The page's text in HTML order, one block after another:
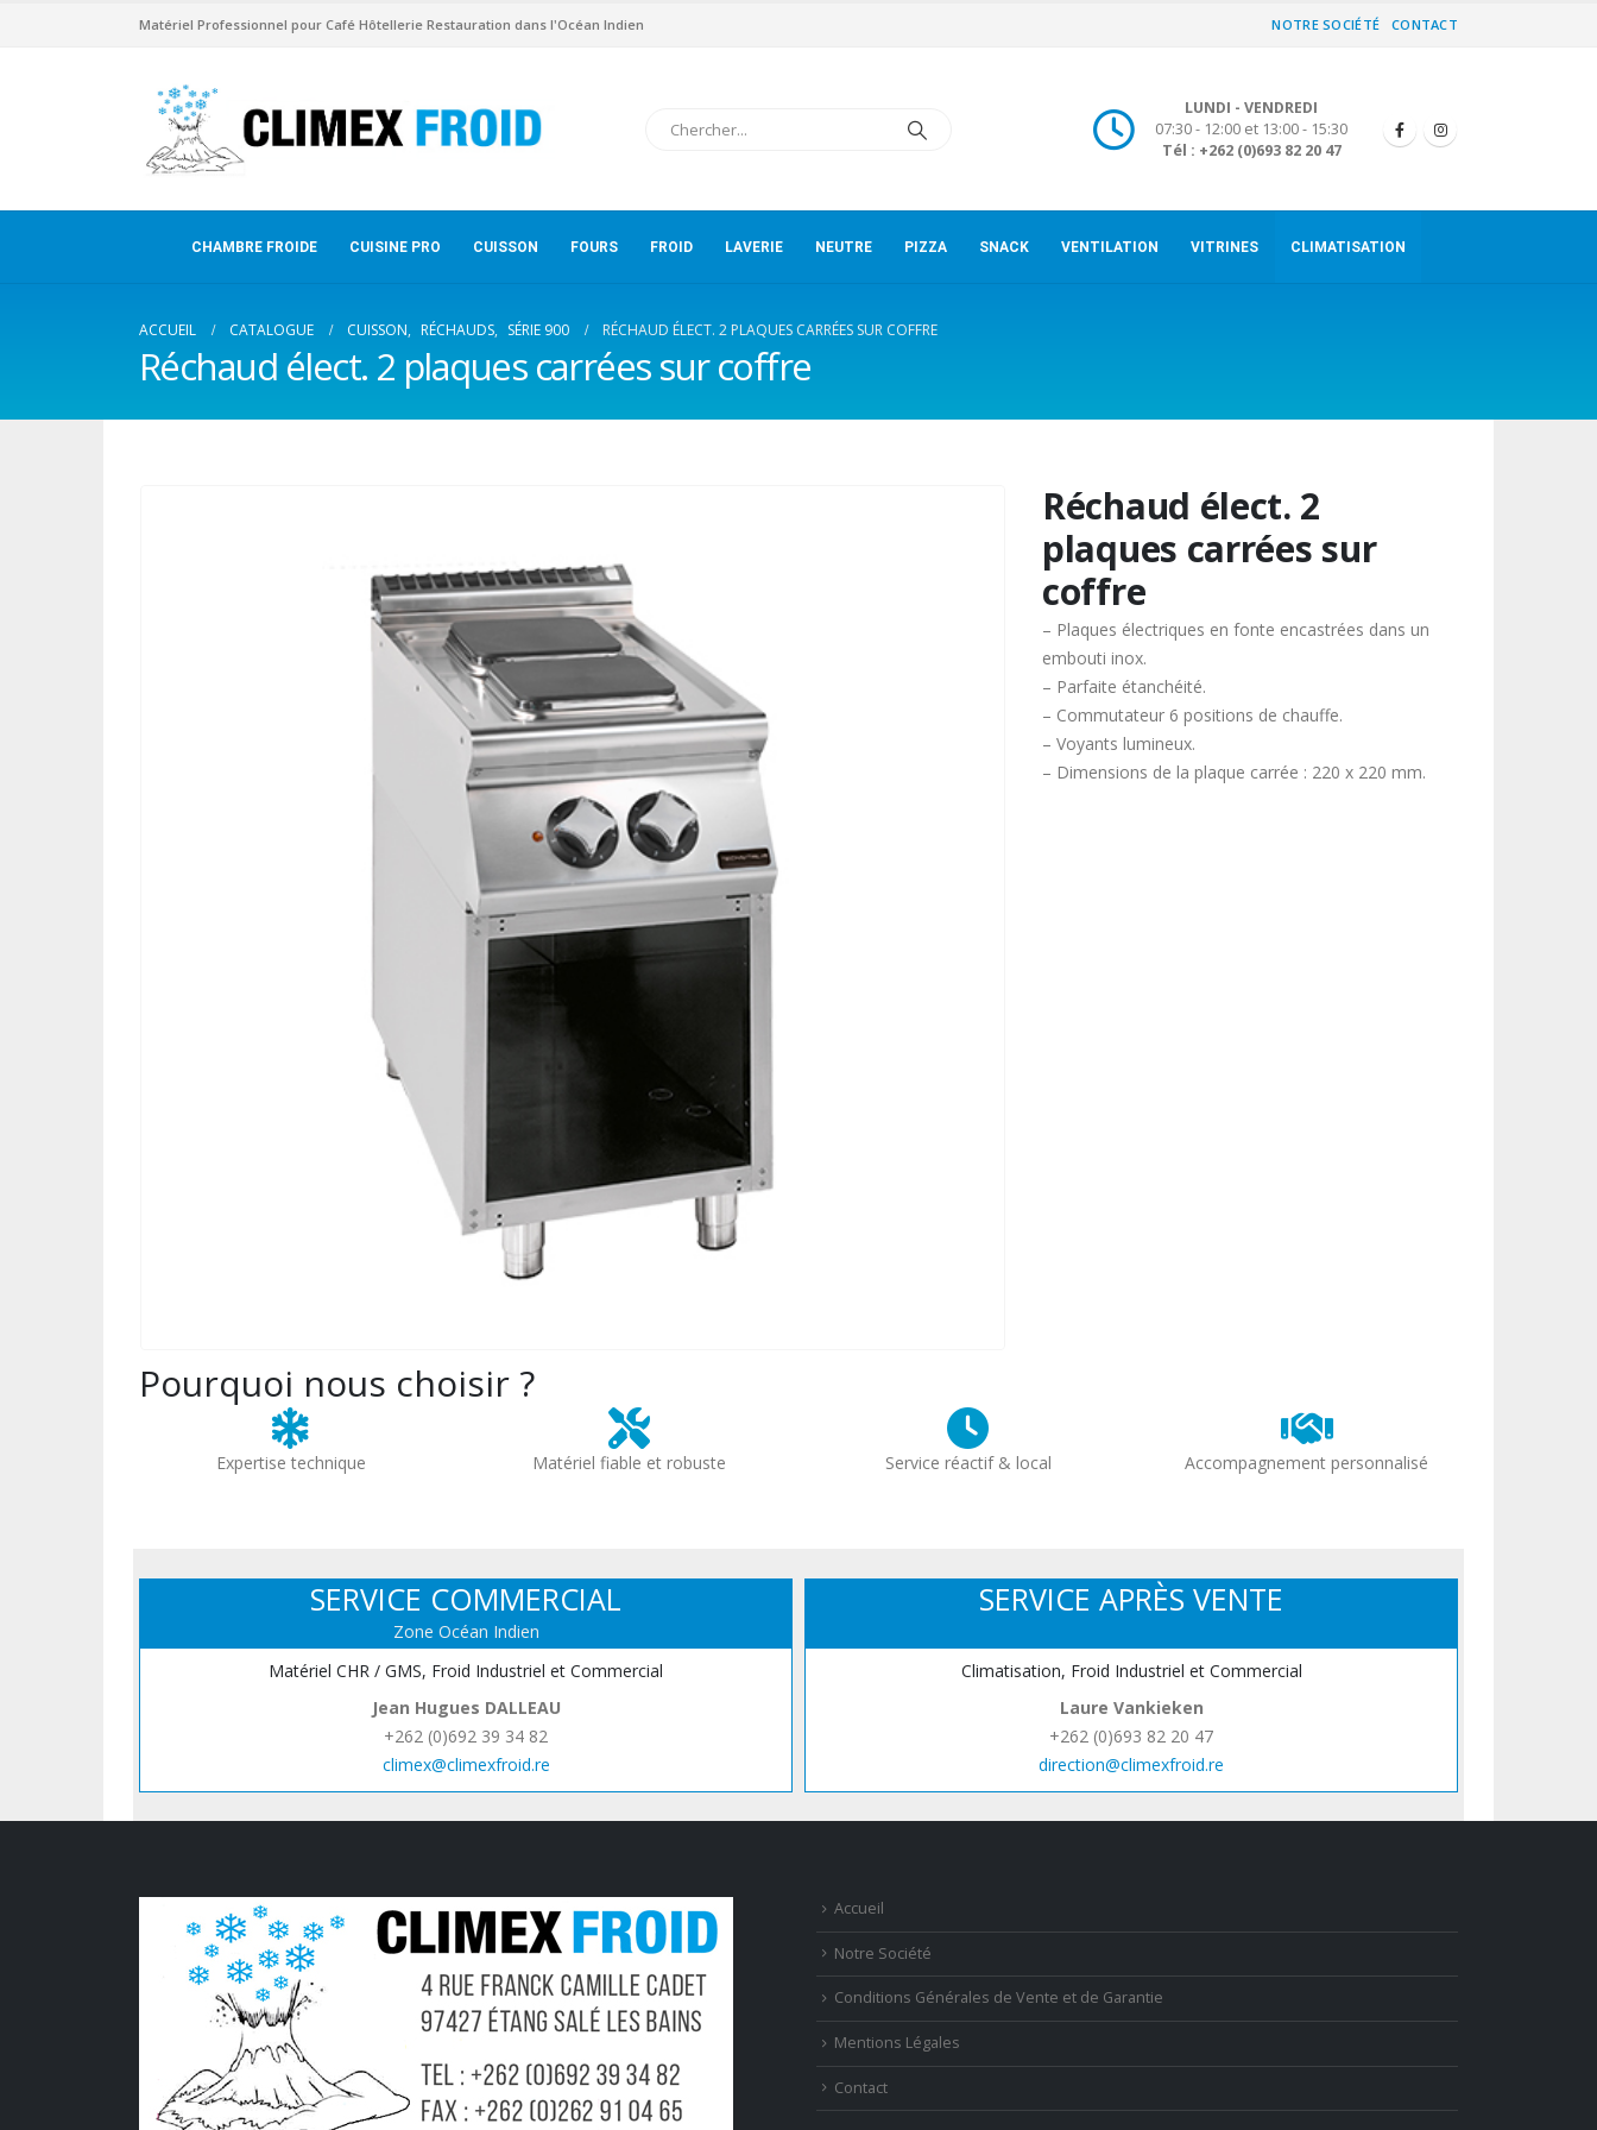
Matériel Professionnel pour Café Hôtellerie Restauration dans l'Océan Indien NOTRE SOCIÉTÉ CONTACT
LUNDI - VENDREDI
07:30 - 12:00 et 13:00 - 15:30
Tél : +262 (0)693 82 20 47
CHAMBRE FROIDE CUISINE PRO CUISSON FOURS FROID LAVERIE NEUTRE PIZZA SNACK VENTILATION VITRINES CLIMATISATION
ACCUEIL CATALOGUE CUISSON, RÉCHAUDS, SÉRIE 900 RÉCHAUD ÉLECT. 2 PLAQUES CARRÉES SUR COFFRE
Réchaud élect. 2 plaques carrées sur coffre
Réchaud élect. 2
plaques carrées sur
coffre
– Plaques électriques en fonte encastrées dans un
embouti inox.
– Parfaite étanchéité.
– Commutateur 6 positions de chauffe.
– Voyants lumineux.
– Dimensions de la plaque carrée : 220 x 220 mm.
Pourquoi nous choisir ?
Expertise technique Matériel fiable et robuste Service réactif & local Accompagnement personnalisé
SERVICE COMMERCIAL
Zone Océan Indien
Matériel CHR / GMS, Froid Industriel et Commercial
Jean Hugues DALLEAU
+262 (0)692 39 34 82
climex@climexfroid.re
SERVICE APRÈS VENTE
Climatisation, Froid Industriel et Commercial
Laure Vankieken
+262 (0)693 82 20 47
direction@climexfroid.re
Accueil
Notre Société
Conditions Générales de Vente et de Garantie
Mentions Légales
Contact